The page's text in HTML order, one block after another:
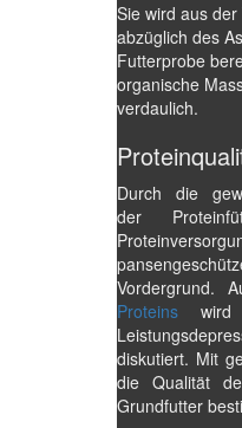
Sie wird aus
abzüglich des
Futterprobe
organische
verdaulich.
Durch die
der
Vordergrund.
Proteins wird
diskutiert. Mit
die Qualität
Grundfutter